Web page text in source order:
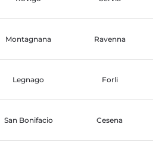
Montagnana Ravenna
Legnago Forli
San Bonifacio Cesena